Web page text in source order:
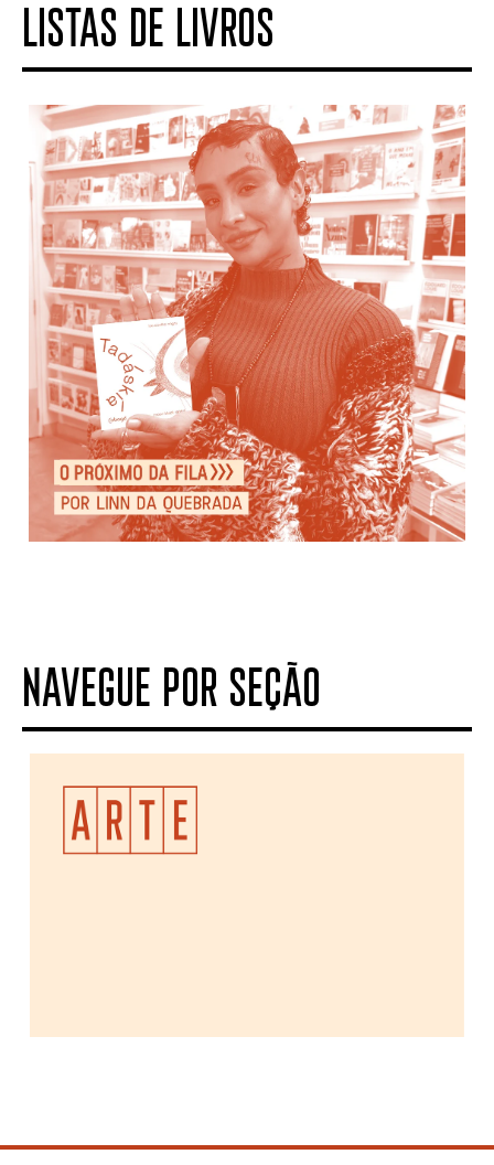
LISTAS DE LIVROS
NAVEGUE POR SEÇÃO